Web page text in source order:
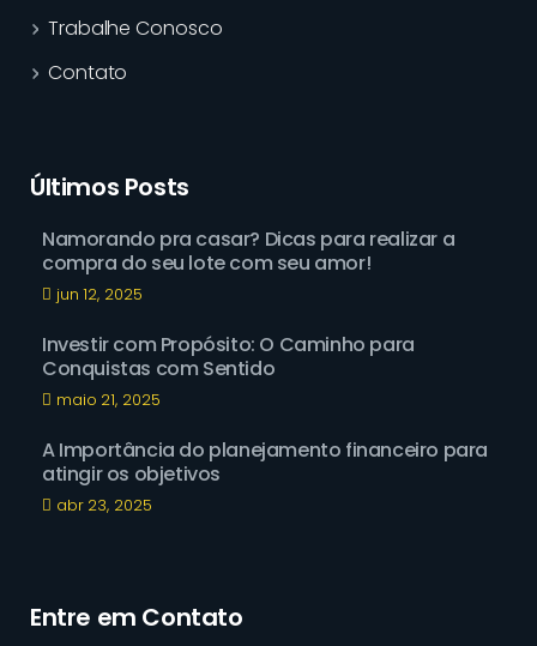
Trabalhe Conosco
Contato
Últimos Posts
Namorando pra casar? Dicas para realizar a
compra do seu lote com seu amor!
jun 12, 2025
Investir com Propósito: O Caminho para
Conquistas com Sentido
maio 21, 2025
A Importância do planejamento financeiro para
atingir os objetivos
abr 23, 2025
Entre em Contato